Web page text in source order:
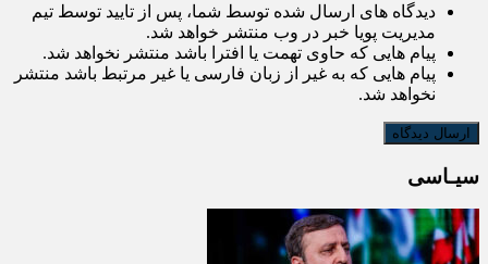
دیدگاه های ارسال شده توسط شما، پس از تایید توسط تیم
مدیریت پویا خبر در وب منتشر خواهد شد.
پیام هایی که حاوی تهمت یا افترا باشد منتشر نخواهد شد.
پیام هایی که به غیر از زبان فارسی یا غیر مرتبط باشد منتشر
نخواهد شد.
سیـاسی